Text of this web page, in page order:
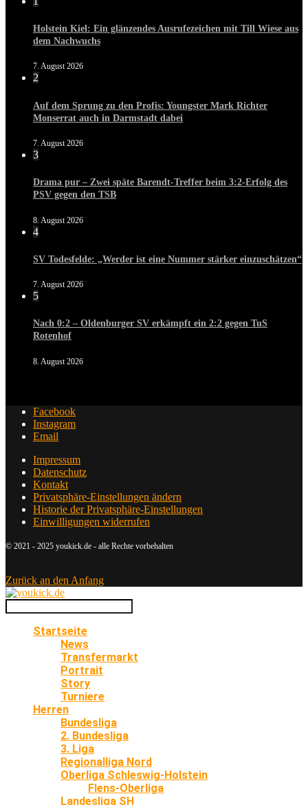
Holstein Kiel: Ein glänzendes Ausrufezeichen mit Till Wiese aus
dem Nachwuchs
7. August 2026
2
Auf dem Sprung zu den Profis: Youngster Mark Richter
Monserrat auch in Darmstadt dabei
7. August 2026
3
Drama pur – Zwei späte Barendt-Treffer beim 3:2-Erfolg des
PSV gegen den TSB
8. August 2026
4
SV Todesfelde: „Werder ist eine Nummer stärker einzuschätzen“
7. August 2026
5
Nach 0:2 – Oldenburger SV erkämpft ein 2:2 gegen TuS
Rotenhof
8. August 2026
Facebook
Instagram
Email
Impressum
Datenschutz
Kontakt
Privatsphäre-Einstellungen ändern
Historie der Privatsphäre-Einstellungen
Einwilligungen widerrufen
© 2021 - 2025 youkick.de - alle Rechte vorbehalten
Zurück an den Anfang
Startseite
News
Transfermarkt
Portrait
Story
Turniere
Herren
Bundesliga
2. Bundesliga
3. Liga
Regionalliga Nord
Oberliga Schleswig-Holstein
Flens-Oberliga
Landesliga SH